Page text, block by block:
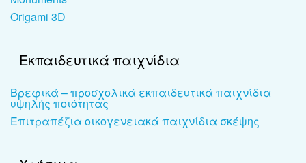
Origami 3D
Εκπαιδευτικά παιχνίδια
Βρεφικά – προσχολικά εκπαιδευτικά παιχνίδια
υψηλής ποιότητας
Επιτραπέζια οικογενειακά παιχνίδια σκέψης